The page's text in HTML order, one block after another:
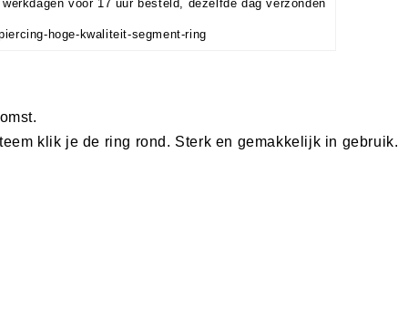
werkdagen voor 17 uur besteld, dezelfde dag verzonden
hoge-kwaliteit-segment-ring
klik je de ring rond. Sterk en gemakkelijk in gebruik.